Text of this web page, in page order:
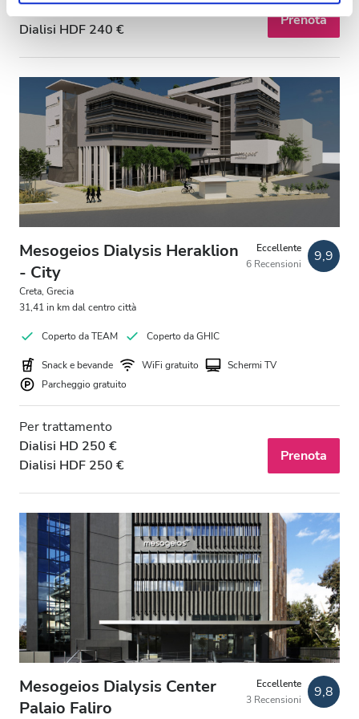
analizzare il nostro traffico. Condividiamo inoltre
informazioni sul modo in cui utilizzi il nostro sito con i
nostri partner che si occupano di analisi dei dati web,
pubblicità e social media, i quali potrebbero combinarle
con altre informazioni che hai fornito loro o che hanno
raccolto dal tuo utilizzo dei loro servizi.
Dialisi HD 220 €
Dialisi HDF 240 €
Prenota
Mesogeios Dialysis Heraklion
- City
Creta, Grecia
31,41 in km dal centro città
Eccellente
6 Recensioni
9,9
Coperto da TEAM Coperto da GHIC
Snack e bevande WiFi gratuito
Schermi TV
Parcheggio gratuito
Per trattamento
Dialisi HD 250 €
Dialisi HDF 250 €
Prenota
Mesogeios Dialysis Center
Palaio Faliro
Eccellente
3 Recensioni
9,8